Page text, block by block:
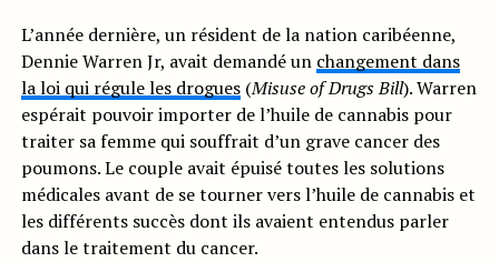
L’année dernière, un résident de la nation caribéenne,
Dennie Warren Jr, avait demandé un changement dans
la loi qui régule les drogues(Misuse of Drugs Bill). Warren
espérait pouvoir importer de l’huile de cannabis pour
traiter sa femme qui souffrait d’un grave cancer des
poumons. Le couple avait épuisé toutes les solutions
médicales avant de se tourner vers l’huile de cannabis et
les différents succès dont ils avaient entendus parler
dans le traitement du cancer.